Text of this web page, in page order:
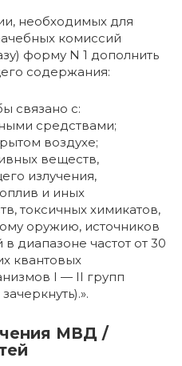
необходимых для
комиссий
форму N 1 дополнить
содержания:
связано с:
средствами;
воздухе;
веществ,
излучения,
и иных
токсичных химикатов,
оружию, источников
диапазоне частот от 30
квантовых
I — II групп
МВД /